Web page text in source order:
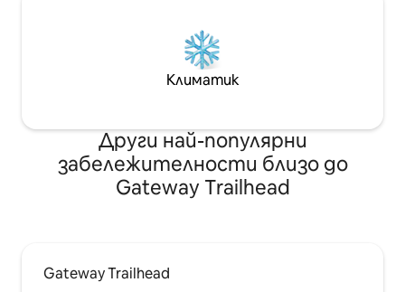
Климатик
Други най-популярни
забележителности близо до
Gateway Trailhead
Gateway Trailhead